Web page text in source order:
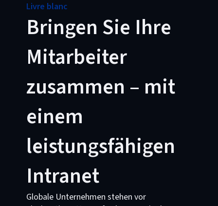
Livre blanc
Bringen Sie Ihre
Mitarbeiter
zusammen – mit
einem
leistungsfähigen
Intranet
Globale Unternehmen stehen vor